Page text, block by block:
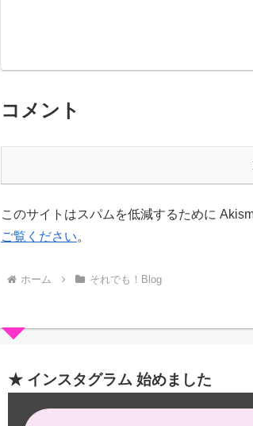
コメント
このサイトはスパムを低減するために
ご覧ください。
ホーム それでも！Blog
★ インスタグラム 始めました